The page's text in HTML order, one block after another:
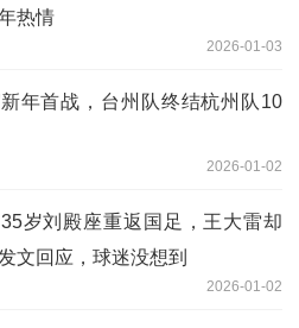
热情
2026-01-03
新年首战，台州队终结杭州队10
2026-01-02
岁刘殿座重返国足，王大雷却
文回应，球迷没想到
2026-01-02